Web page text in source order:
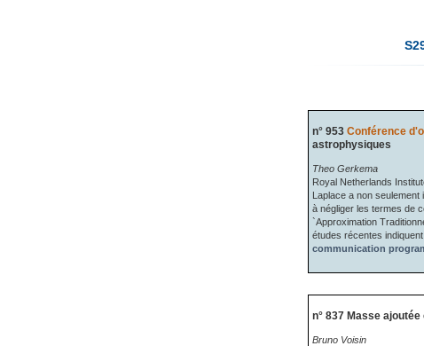
n° 953 Conférence
astrophysiques
Theo Gerkema
Royal Netherlands
Laplace a non
à négliger les termes de
`Approximation
études récentes
communication
n° 837 Masse
Bruno Voisin